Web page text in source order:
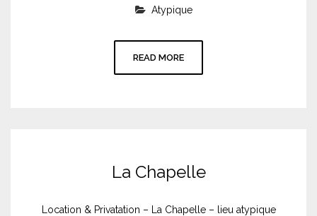
Atypique
READ MORE
La Chapelle
Location & Privatation – La Chapelle – lieu atypique